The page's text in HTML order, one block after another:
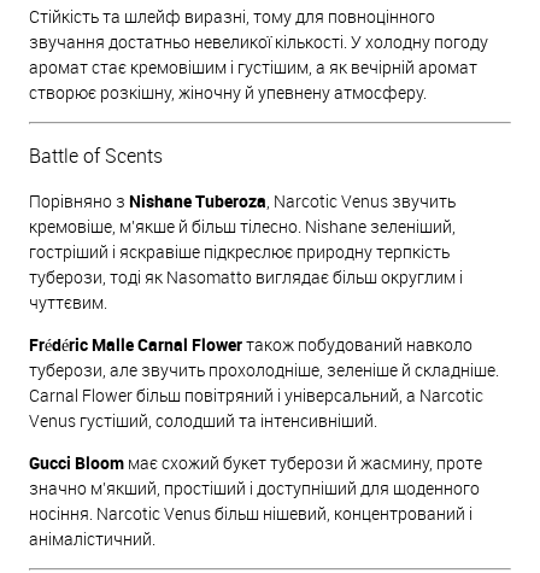
Стійкість та шлейф виразні, тому для повноцінного
звучання достатньо невеликої кількості. У холодну погоду
аромат стає кремовішим і густішим, а як вечірній аромат
створює розкішну, жіночну й упевнену атмосферу.
Battle of Scents
Порівняно з Nishane Tuberoza, Narcotic Venus звучить
кремовіше, м’якше й більш тілесно. Nishane зеленіший,
гостріший і яскравіше підкреслює природну терпкість
туберози, тоді як Nasomatto виглядає більш округлим і
чуттєвим.
Frédéric Malle Carnal Flowerтакож побудований навколо
туберози, але звучить прохолодніше, зеленіше й складніше.
Carnal Flower більш повітряний і універсальний, а Narcotic
Venus густіший, солодший та інтенсивніший.
Gucci Bloom має схожий букет туберози й жасмину, проте
значно м’якший, простіший і доступніший для щоденного
носіння. Narcotic Venus більш нішевий, концентрований і
анімалістичний.